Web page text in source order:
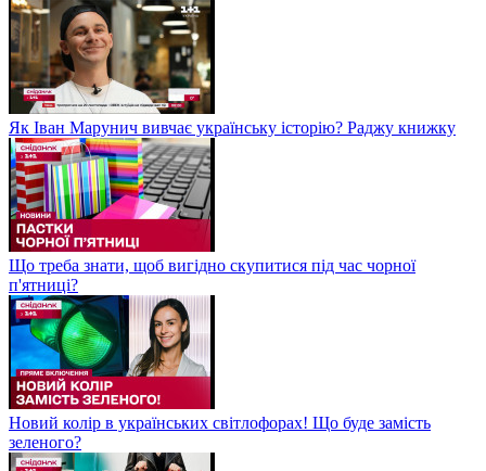
Як Іван Марунич вивчає українську історію? Раджу книжку
Що треба знати, щоб вигідно скупитися під час чорної
п'ятниці?
Новий колір в українських світлофорах! Що буде замість
зеленого?